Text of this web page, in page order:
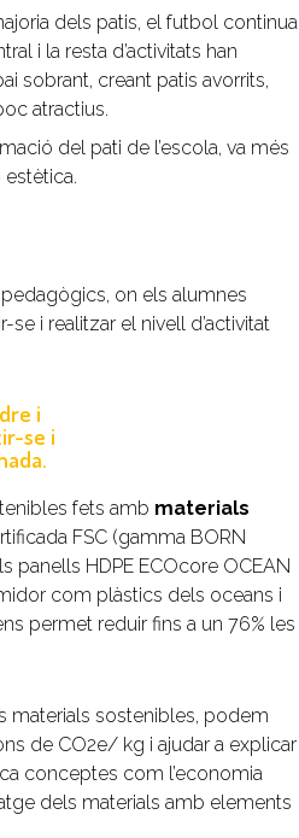
dels patis, el futbol continua
i la resta d’activitats han
sobrant, creant patis avorrits,
atractius.
del pati de l’escola, va més
estètica.
on els alumnes
se i realitzar el nivell d’activitat
i
se i
fets amb materials
FSC (gamma BORN
panells HDPE ECOcore OCEAN
com plàstics dels oceans i
permet reduir fins a un 76% les
materials sostenibles, podem
de CO2e/ kg i ajudar a explicar
conceptes com l’economia
dels materials amb elements